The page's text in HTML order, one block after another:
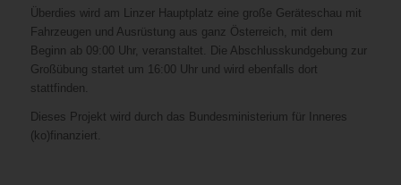
Überdies wird am Linzer Hauptplatz eine große Geräteschau mit
Fahrzeugen und Ausrüstung aus ganz Österreich, mit dem
Beginn ab 09:00 Uhr, veranstaltet. Die Abschlusskundgebung zur
Großübung startet um 16:00 Uhr und wird ebenfalls dort
stattfinden.
Dieses Projekt wird durch das Bundesministerium für Inneres
(ko)finanziert.